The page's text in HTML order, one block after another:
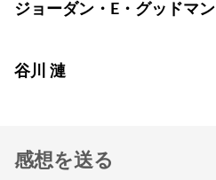
ジョーダン・E・グッドマン
谷川 漣
感想を送る